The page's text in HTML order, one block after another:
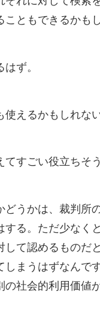
ともできるかも
ず。
えるかもしれない
すごい役立ちそう
うかは、裁判所
る。ただ少なく
て認めるものだ
まうはずなんで
社会的利用価値